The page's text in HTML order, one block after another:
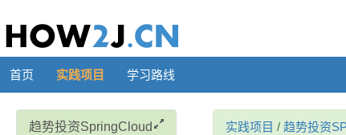
首页 实践项目 学习路线
趋势投资SpringCloud 实践项目 / 趋势投资